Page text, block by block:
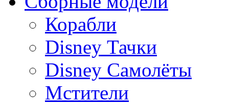
Корабли
Disney Тачки
Disney Самолёты
Мстители